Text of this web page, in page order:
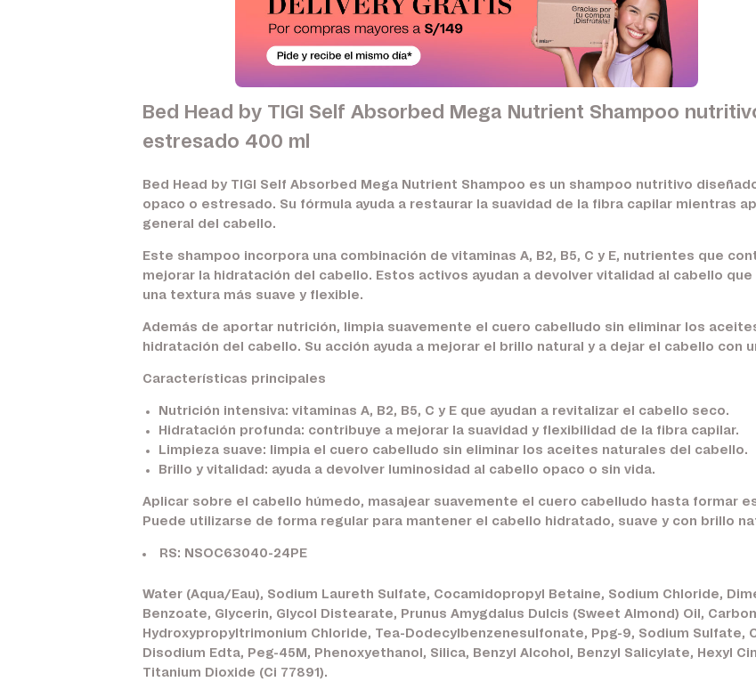
Bed Head by TIGI Self Absorbed Mega Nutrient Shampoo
estresado 400 ml
Bed Head by TIGI Self Absorbed Mega Nutrient Shampoo es un shampoo nutritivo
opaco o estresado. Su fórmula ayuda a restaurar la suavidad de la fibra capilar mientras
general del cabello.
Este shampoo incorpora una combinación de vitaminas A, B2, B5, C y E, nutrientes que
mejorar la hidratación del cabello. Estos activos ayudan a devolver vitalidad al cabello
una textura más suave y flexible.
Además de aportar nutrición, limpia suavemente el cuero cabelludo sin eliminar los
hidratación del cabello. Su acción ayuda a mejorar el brillo natural y a dejar el cabello con
Características principales
Nutrición intensiva: vitaminas A, B2, B5, C y E que ayudan a revitalizar el cabello seco.
Hidratación profunda: contribuye a mejorar la suavidad y flexibilidad de la fibra capilar.
Limpieza suave: limpia el cuero cabelludo sin eliminar los aceites naturales del cabello.
Brillo y vitalidad: ayuda a devolver luminosidad al cabello opaco o sin vida.
Aplicar sobre el cabello húmedo, masajear suavemente el cuero cabelludo hasta formar
Puede utilizarse de forma regular para mantener el cabello hidratado, suave y con brillo
RS: NSOC63040-24PE
Water (Aqua/Eau), Sodium Laureth Sulfate, Cocamidopropyl Betaine, Sodium Chloride,
Benzoate, Glycerin, Glycol Distearate, Prunus Amygdalus Dulcis (Sweet Almond) Oil,
Hydroxypropyltrimonium Chloride, Tea-Dodecylbenzenesulfonate, Ppg-9, Sodium Sulfate,
Disodium Edta, Peg-45M, Phenoxyethanol, Silica, Benzyl Alcohol, Benzyl Salicylate, Hexyl
Titanium Dioxide (Ci 77891).